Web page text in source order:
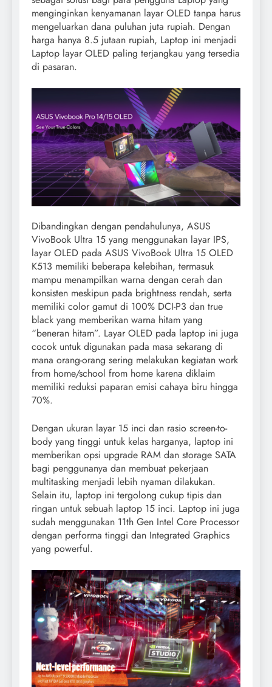
menginginkan kenyamanan layar OLED tanpa harus
mengeluarkan dana puluhan juta rupiah. Dengan
harga hanya 8.5 jutaan rupiah, Laptop ini menjadi
Laptop layar OLED paling terjangkau yang tersedia
di pasaran.
Dibandingkan dengan pendahulunya, ASUS
VivoBook Ultra 15 yang menggunakan layar IPS,
layar OLED pada ASUS VivoBook Ultra 15 OLED
K513 memiliki beberapa kelebihan, termasuk
mampu menampilkan warna dengan cerah dan
konsisten meskipun pada brightness rendah, serta
memiliki color gamut di 100% DCI-P3 dan true
black yang memberikan warna hitam yang
“beneran hitam”. Layar OLED pada laptop ini juga
cocok untuk digunakan pada masa sekarang di
mana orang-orang sering melakukan kegiatan work
from home/school from home karena diklaim
memiliki reduksi paparan emisi cahaya biru hingga
70%.
Dengan ukuran layar 15 inci dan rasio screen-to-
body yang tinggi untuk kelas harganya, laptop ini
memberikan opsi upgrade RAM dan storage SATA
bagi penggunanya dan membuat pekerjaan
multitasking menjadi lebih nyaman dilakukan.
Selain itu, laptop ini tergolong cukup tipis dan
ringan untuk sebuah laptop 15 inci. Laptop ini juga
sudah menggunakan 11th Gen Intel Core Processor
dengan performa tinggi dan Integrated Graphics
yang powerful.